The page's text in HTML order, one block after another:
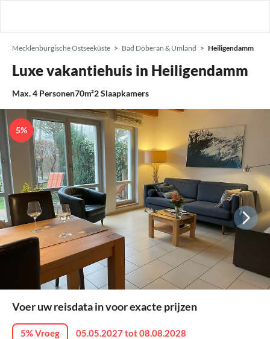
Mecklenburgische Ostseeküste Bad Doberan & Umland Heiligendamm
Luxe vakantiehuis in Heiligendamm
Max.4 Personen70m²2Slaapkamers
5%
Voer uw reisdata in voor exacte prijzen
5% Vroeg 05.05.2027 tot 08.08.2028